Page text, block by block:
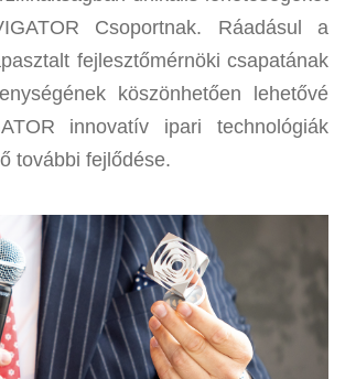
Csoportnak. Ráadásul a
fejlesztőmérnöki csapatának
köszönhetően lehetővé
innovatív ipari technológiák
további fejlődése.